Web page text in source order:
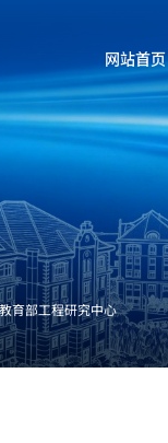
网站首页
育部工程研究中心